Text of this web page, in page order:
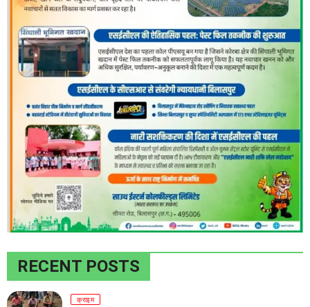
RECENT POSTS
क्राइम